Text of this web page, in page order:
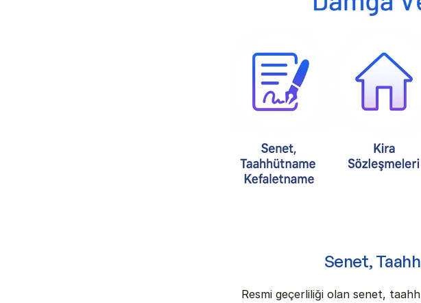
Senet,
Resmi geçerliliği olan senet,